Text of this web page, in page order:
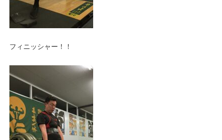
フィニッシャー！！